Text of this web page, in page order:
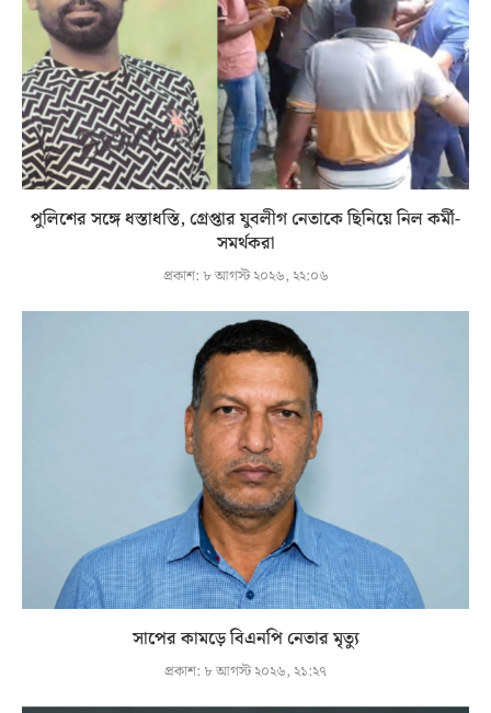
পুলিশের সঙ্গে ধস্তাধস্তি, গ্রেপ্তার যুবলীগ নেতাকে ছিনিয়ে নিল কর্মী-
সমর্থকরা
প্রকাশ: ৮ আগস্ট ২০২৬, ২২:০৬
সাপের কামড়ে বিএনপি নেতার মৃত্যু
প্রকাশ: ৮ আগস্ট ২০২৬, ২১:২৭